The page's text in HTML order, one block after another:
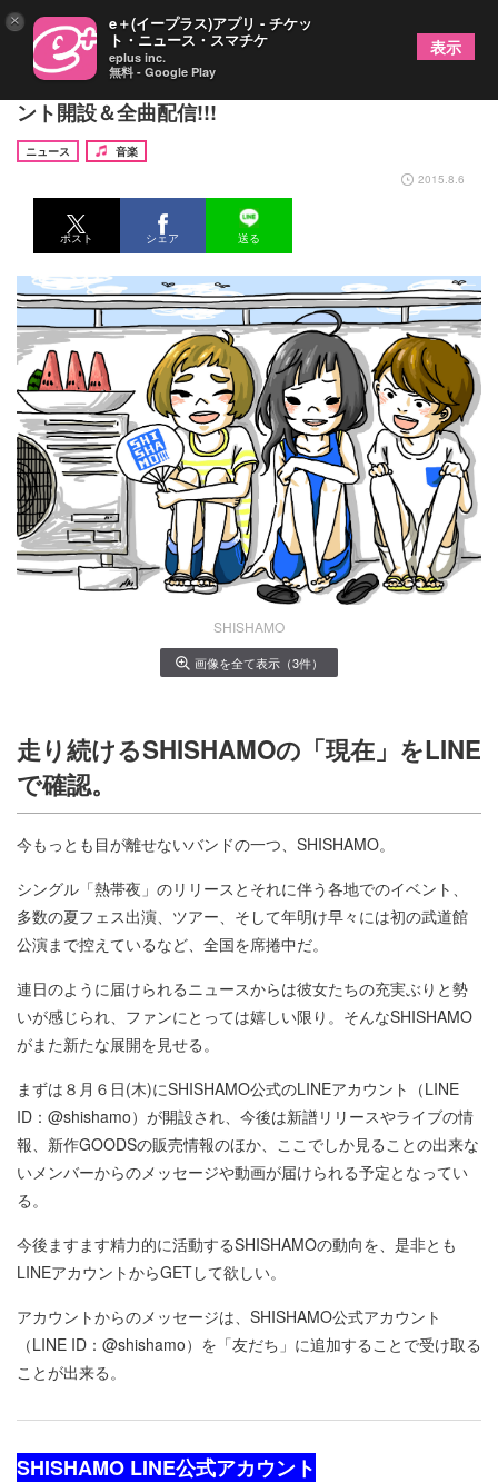
いつでもどこでもSHISHAMO!!! LINE公式アカウ
ント開設＆全曲配信!!!
ニュース
音楽
2015.8.6
ポスト シェア 送る
SHISHAMO
画像を全て表示（3件）
走り続けるSHISHAMOの「現在」をLINE
で確認。
今もっとも目が離せないバンドの一つ、SHISHAMO。
シングル「熱帯夜」のリリースとそれに伴う各地でのイベント、
多数の夏フェス出演、ツアー、そして年明け早々には初の武道館
公演まで控えているなど、全国を席捲中だ。
連日のように届けられるニュースからは彼女たちの充実ぶりと勢
いが感じられ、ファンにとっては嬉しい限り。そんなSHISHAMO
がまた新たな展開を見せる。
まずは８月６日(木)にSHISHAMO公式のLINEアカウント（LINE
ID：@shishamo）が開設され、今後は新譜リリースやライブの情
報、新作GOODSの販売情報のほか、ここでしか見ることの出来な
いメンバーからのメッセージや動画が届けられる予定となってい
る。
今後ますます精力的に活動するSHISHAMOの動向を、是非とも
LINEアカウントからGETして欲しい。
アカウントからのメッセージは、SHISHAMO公式アカウント
（LINE ID：@shishamo）を「友だち」に追加することで受け取る
ことが出来る。
SHISHAMO LINE公式アカウント
× e＋(イープラス)アプリ - チケッ
ト・ニュース・スマチケ
eplus inc.
無料 - Google Play
表示